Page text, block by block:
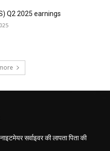
Q2 2025 earnings
सर्वाइवर की लापता पिता की